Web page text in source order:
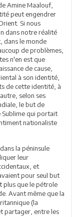
Amine Maalouf,
peut engendrer
Si nous
dans notre réalité
dans le monde
de problèmes,
n'en est que
de cause,
à son identité,
de cette identité, à
selon ses
le but de
Sublime qui portait
nationaliste
la péninsule
leur
et
pour seul but
plus que le pétrole
Avant même que la
(la
partager, entre les